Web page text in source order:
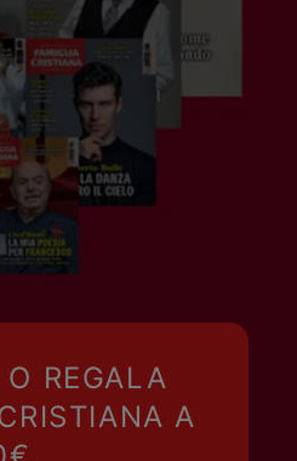
REGALA
A